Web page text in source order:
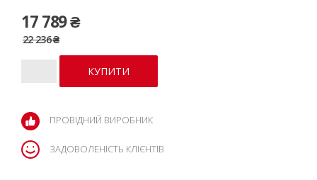
17 789 ₴
22 236 ₴
ПРОВІДНИЙ ВИРОБНИК
ЗАДОВОЛЕНІСТЬ КЛІЄНТІВ